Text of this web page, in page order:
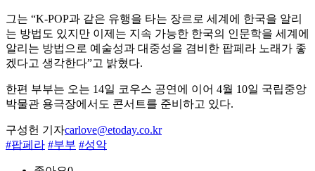
그는 “K-POP과 같은 유행을 타는 장르로 세계에 한국을 알리
는 방법도 있지만 이제는 지속 가능한 한국의 인문학을 세계에
알리는 방법으로 예술성과 대중성을 겸비한 팝페라 노래가 좋
겠다고 생각한다”고 밝혔다.
한편 부부는 오는 14일 코우스 공연에 이어 4월 10일 국립중앙
박물관 용극장에서도 콘서트를 준비하고 있다.
구성헌 기자carlove@etoday.co.kr
#팝페라 #부부 #성악